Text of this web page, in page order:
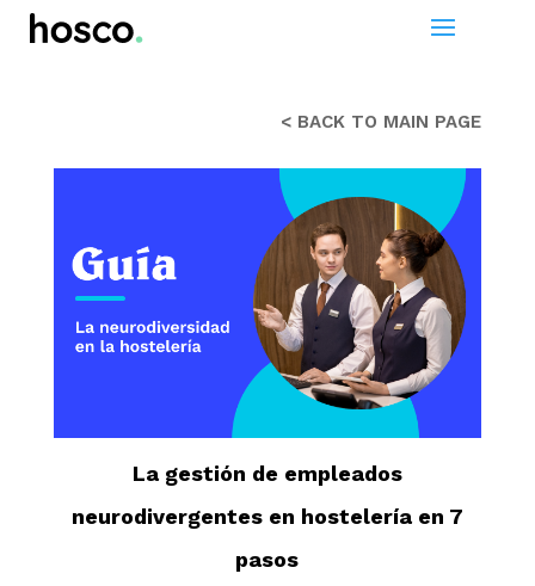
< BACK TO MAIN PAGE
La gestión de empleados
neurodivergentes en hostelería en 7
pasos